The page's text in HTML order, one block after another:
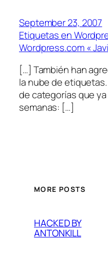
September 23, 2007
Etiquetas en
Wordpress.com «
[…] También han
la nube de
de categorías que
semanas: […]
MORE POSTS
HACKED BY
ANTONKILL